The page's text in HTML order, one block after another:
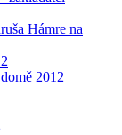
Hámre na
2012